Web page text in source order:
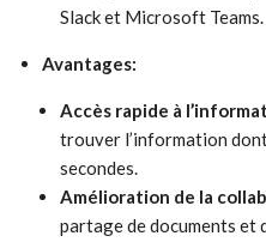
Slack et Microsoft Teams.
Avantages:
Accès rapide à
trouver l’information
secondes.
Amélioration de la
partage de documents et